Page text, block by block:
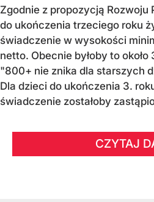
Zgodnie z propozycją Rozwoju
do ukończenia trzeciego roku
świadczenie w wysokości
netto. Obecnie byłoby to
"800+ nie znika dla starszych
Dla dzieci do ukończenia 3.
świadczenie zostałoby
CZYTAJ